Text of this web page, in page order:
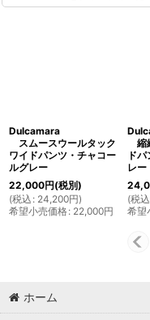
Dulcamara
スムースウールタック
ワイドパンツ・チャコー
ルグレー
22,000円(税別)
(税込 : 24,200円)
希望小売価格: 22,000円
縮
ド
レー
(税込
希望
ホーム